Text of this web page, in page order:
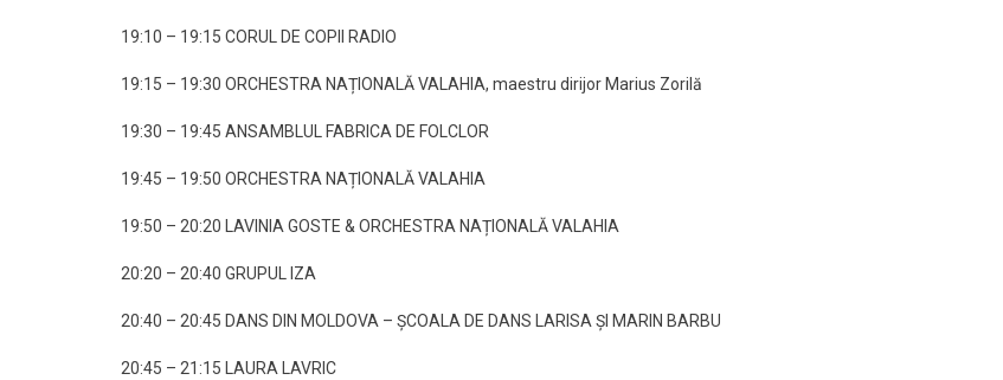
19:10 – 19:15 CORUL DE COPII RADIO
19:15 – 19:30 ORCHESTRA NAȚIONALĂ VALAHIA, maestru dirijor Marius Zorilă
19:30 – 19:45 ANSAMBLUL FABRICA DE FOLCLOR
19:45 – 19:50 ORCHESTRA NAȚIONALĂ VALAHIA
19:50 – 20:20 LAVINIA GOSTE & ORCHESTRA NAȚIONALĂ VALAHIA
20:20 – 20:40 GRUPUL IZA
20:40 – 20:45 DANS DIN MOLDOVA – ȘCOALA DE DANS LARISA ȘI MARIN BARBU
20:45 – 21:15 LAURA LAVRIC